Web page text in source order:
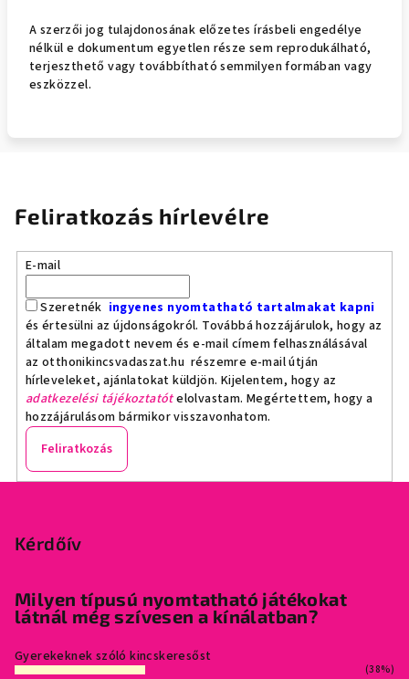
A szerzői jog tulajdonosának előzetes írásbeli engedélye
nélkül e dokumentum egyetlen része sem reprodukálható,
terjeszthető vagy továbbítható semmilyen formában vagy
eszközzel.
Feliratkozás hírlevélre
E-mail
Szeretnék ingyenes nyomtatható tartalmakat kapni
és értesülni az újdonságokról. Továbbá hozzájárulok, hogy az
általam megadott nevem és e-mail címem felhasználásával
az otthonikincsvadaszat.hu részemre e-mail útján
hírleveleket, ajánlatokat küldjön. Kijelentem, hogy az
adatkezelési tájékoztatótelolvastam. Megértettem, hogy a
hozzájárulásom bármikor visszavonhatom.
Feliratkozás
Kérdőív
Milyen típusú nyomtatható játékokat
látnál még szívesen a kínálatban?
Gyerekeknek szóló kincskeresőst
(38%)